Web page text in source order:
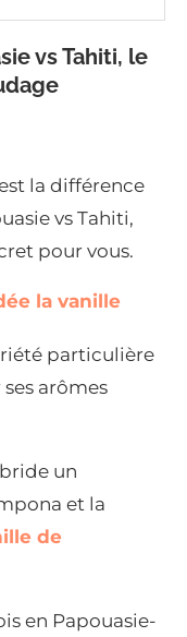
vs Tahiti, le
la différence
vs Tahiti,
pour vous.
la vanille
particulière
arômes
un
et la
de
en Papouasie-